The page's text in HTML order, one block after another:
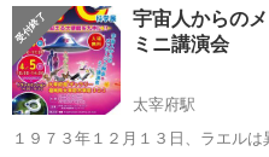
セージを受け取
福岡 福岡市 西鉄久留米駅
宇宙人からの
ミニ講演会
太宰府駅
１９７３年１２月１３日、ラエルは